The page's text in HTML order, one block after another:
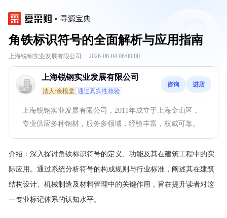
寻源宝典
角铁标识符号的全面解析与应用指南
上海锐钢实业发展有限公司 · 2026-08-04 08:00:00
上海锐钢实业发展有限公司
法人:余根坚 通过真实性核验
咨询 进店
上海锐钢实业发展有限公司，2011年成立于上海金山区，
专业供应多种钢材，服务多领域，经验丰富，权威可靠。
介绍： 深入探讨角铁标识符号的定义、功能及其在建筑工程中的实
际应用。通过系统分析符号的构成规则与行业标准，阐述其在建筑
结构设计、机械制造及材料管理中的关键作用，旨在提升读者对这
一专业标记体系的认知水平。